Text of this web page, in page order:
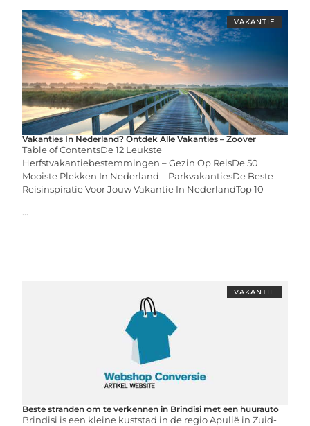
VAKANTIE
Vakanties In Nederland? Ontdek Alle Vakanties – Zoover
Table of ContentsDe 12 Leukste
Herfstvakantiebestemmingen – Gezin Op ReisDe 50
Mooiste Plekken In Nederland – ParkvakantiesDe Beste
Reisinspiratie Voor Jouw Vakantie In NederlandTop 10
...
VAKANTIE
Beste stranden om te verkennen in Brindisi met een huurauto
Brindisi is een kleine kuststad in de regio Apulië in Zuid-